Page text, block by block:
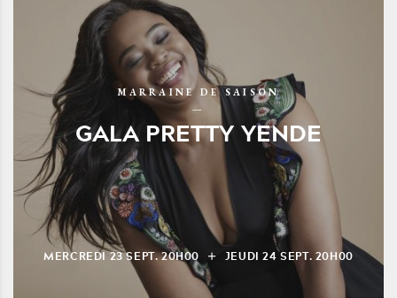
MARRAINE DE SAISON
GALA PRETTY YENDE
MERCREDI23SEPT.20H00 JEUDI24SEPT. 20H00